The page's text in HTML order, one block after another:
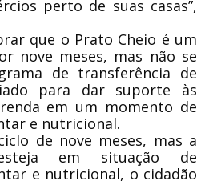
perto de suas casas”,
que o Prato Cheio é um
nove meses, mas não se
de transferência de
para dar suporte às
em um momento de
e nutricional.
de nove meses, mas a
em situação de
e nutricional, o cidadão